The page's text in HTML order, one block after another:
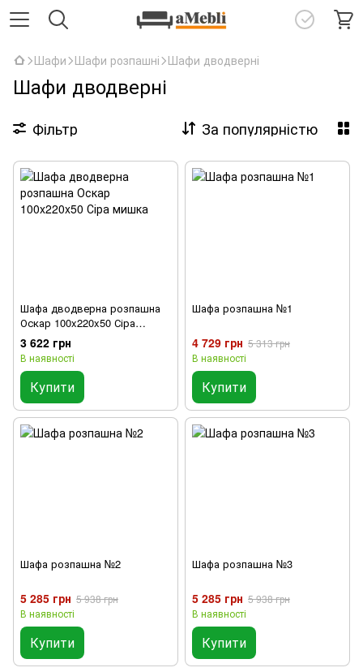
Шафи Шафи розпашні Шафи дводверні
Шафи дводверні
Фільтр За популярністю
Шафа дводверна розпашна
Оскар 100x220x50 Сіра
мишка
3 622 грн
В наявності
Купити
Шафа розпашна №1
4 729 грн 5 313 грн
В наявності
Купити
Шафа розпашна №2
5 285 грн 5 938 грн
В наявності
Купити
Шафа розпашна №3
5 285 грн 5 938 грн
В наявності
Купити